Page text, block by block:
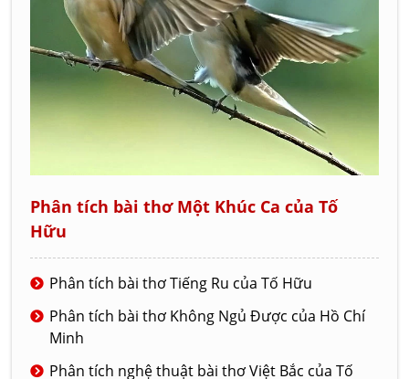
Phân tích bài thơ Một Khúc Ca của Tố
Hữu
Phân tích bài thơ Tiếng Ru của Tố Hữu
Phân tích bài thơ Không Ngủ Được của Hồ Chí
Minh
Phân tích nghệ thuật bài thơ Việt Bắc của Tố